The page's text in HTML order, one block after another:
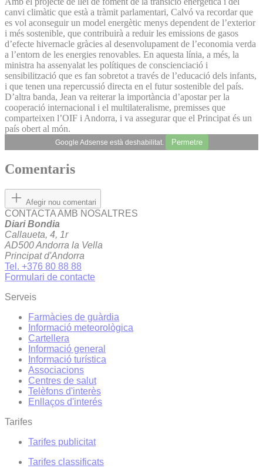
canvi climàtic que està a tràmit parlamentari, Calvó va recordar que
es vol aconseguir un model energètic menys dependent de l’exterior
i més sostenible, que contribuirà a reduir les emissions de gasos
d’efecte hivernacle gràcies al desenvolupament de l’economia verda
a l’entorn de les energies renovables. En aquesta línia, a més, la
ministra ha assenyalat les polítiques de conscienciació i
sensibilització que es fan sobretot a través de l’educació dels infants,
i que tenen una repercussió directa en el futur sostenible del país.
D’altra banda, Jean va reiterar la importància d’apostar per la
cooperació internacional i el multilateralisme, premisses que
comparteixen l’OIF i Andorra, i va assegurar que el Principat és un
país obert al món.
Google Adsense està deshabilitat. Permetre
Comentaris
Afegir nou comentari
CONTACTA AMB NOSALTRES
Diari Bondia
Callaueta, 4, 1r
AD500 Andorra la Vella
Principat d'Andorra
Tel. +376 80 88 88
Formulari de contacte
Serveis
Farmàcies de guàrdia
Informació meteorològica
Cartellera
Informació general
Informació turística
Associacions
Centres de salut
Telèfons d'interès
Enllaços d'interés
Tarifes
Tarifes publicitat
Tarifes classificats